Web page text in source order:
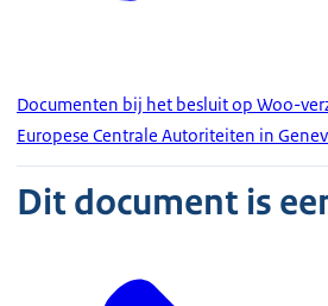
Documenten bij het besluit op Woo-
Europese Centrale Autoriteiten in
Dit document is